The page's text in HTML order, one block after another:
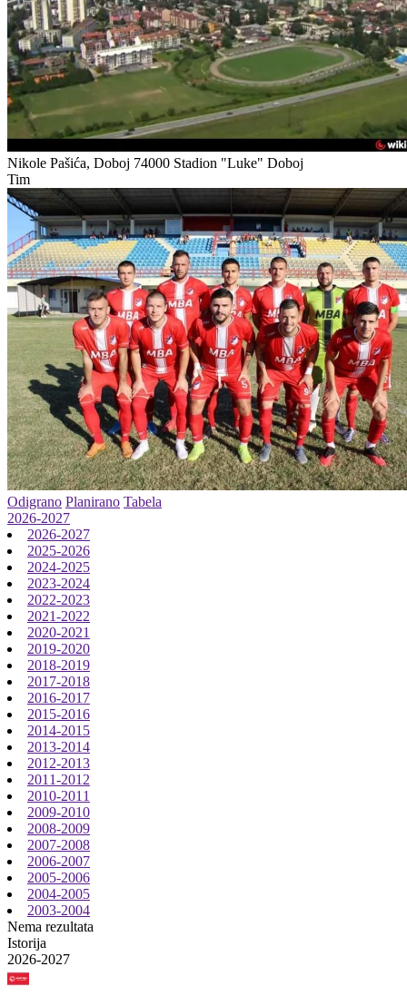
Nikole Pašića, Doboj 74000 Stadion "Luke" Doboj
Tim
Odigrano Planirano Tabela
2026-2027
2026-2027
2025-2026
2024-2025
2023-2024
2022-2023
2021-2022
2020-2021
2019-2020
2018-2019
2017-2018
2016-2017
2015-2016
2014-2015
2013-2014
2012-2013
2011-2012
2010-2011
2009-2010
2008-2009
2007-2008
2006-2007
2005-2006
2004-2005
2003-2004
Nema rezultata
Istorija
2026-2027